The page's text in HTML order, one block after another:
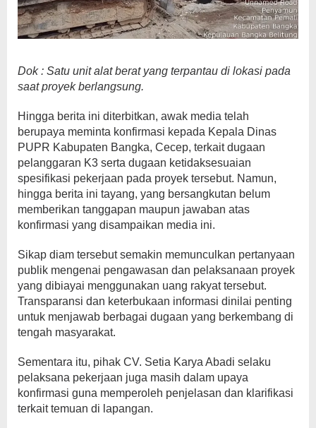
Dok : Satu unit alat berat yang terpantau di lokasi pada
saat proyek berlangsung.
Hingga berita ini diterbitkan, awak media telah
berupaya meminta konfirmasi kepada Kepala Dinas
PUPR Kabupaten Bangka, Cecep, terkait dugaan
pelanggaran K3 serta dugaan ketidaksesuaian
spesifikasi pekerjaan pada proyek tersebut. Namun,
hingga berita ini tayang, yang bersangkutan belum
memberikan tanggapan maupun jawaban atas
konfirmasi yang disampaikan media ini.
Sikap diam tersebut semakin memunculkan pertanyaan
publik mengenai pengawasan dan pelaksanaan proyek
yang dibiayai menggunakan uang rakyat tersebut.
Transparansi dan keterbukaan informasi dinilai penting
untuk menjawab berbagai dugaan yang berkembang di
tengah masyarakat.
Sementara itu, pihak CV. Setia Karya Abadi selaku
pelaksana pekerjaan juga masih dalam upaya
konfirmasi guna memperoleh penjelasan dan klarifikasi
terkait temuan di lapangan.